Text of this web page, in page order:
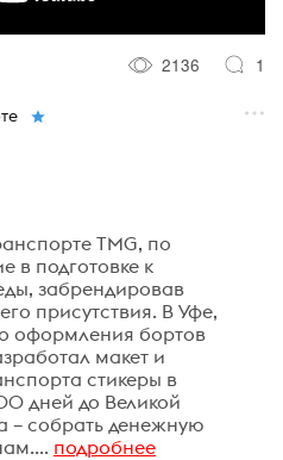
2136 1
TMG, по
в подготовке к
забрендировав
присутствия. В Уфе,
оформления бортов
макет и
стикеры в
дней до Великой
– собрать денежную
подробнее